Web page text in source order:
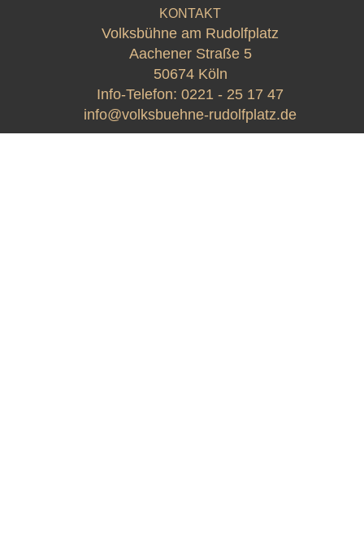
KONTAKT
Volksbühne am Rudolfplatz
Aachener Straße 5
50674 Köln
Info-Telefon: 0221 - 25 17 47
info@volksbuehne-rudolfplatz.de